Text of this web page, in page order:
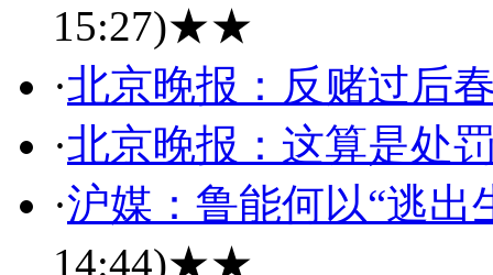
15:27)★★
·北京晚报：反赌过后
·北京晚报：这算是处
·沪媒：鲁能何以“逃出
14:44)★★